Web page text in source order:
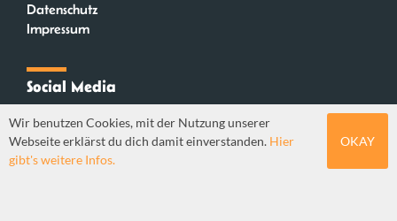
Datenschutz
Impressum
Social Media
Mastodon
Wir benutzen Cookies, mit der Nutzung unserer
Webseite erklärst du dich damit einverstanden. Hier
gibt's weitere Infos.
OKAY